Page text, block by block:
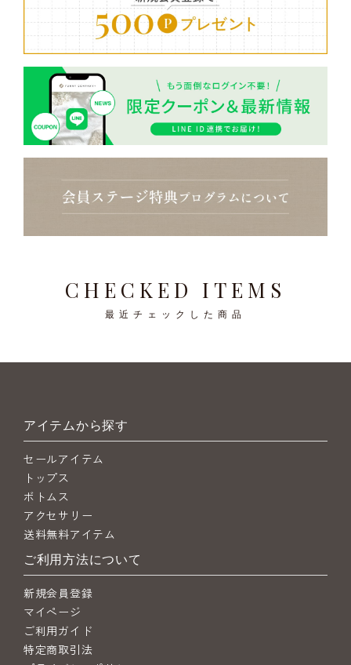
CHECKED ITEMS
最近チェックした商品
アイテムから探す
セールアイテム
トップス
ボトムス
アクセサリー
送料無料アイテム
ご利用方法について
新規会員登録
マイページ
ご利用ガイド
特定商取引法